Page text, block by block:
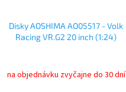
Disky AOSHIMA AO05517 - Volk
Racing VR.G2 20 inch (1:24)
na objednávku zvyčajne do 30 dní